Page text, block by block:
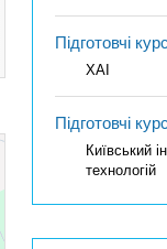
Підготовчі
ХАІ
Підготовчі
Київський
технологій